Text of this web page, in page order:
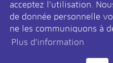
acceptez l’utilisation.
de donnée personnelle
ne les communiquons à
Plus d'information
Inscrivez-
Développé par